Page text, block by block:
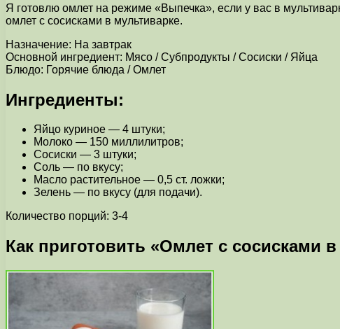
Я готовлю омлет на режиме «Выпечка», если у вас в
омлет с сосисками в мультиварке.
Назначение: На завтрак
Основной ингредиент: Мясо / Субпродукты / Сосиски / Яйца
Блюдо: Горячие блюда / Омлет
Ингредиенты:
Яйцо куриное — 4 штуки;
Молоко — 150 миллилитров;
Сосиски — 3 штуки;
Соль — по вкусу;
Масло растительное — 0,5 ст. ложки;
Зелень — по вкусу (для подачи).
Количество порций: 3-4
Как приготовить «Омлет с сосисками